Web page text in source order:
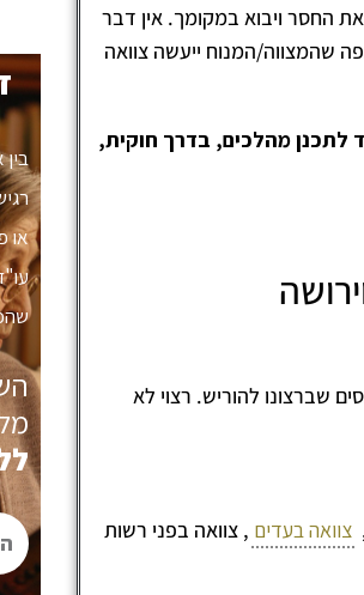
החסר ויבוא במקומך. אין דבר
שהמצווה/המנוח ייעשה צוואה
לתכנן מהלכים, בדרך חוקית,
שברצונו להוריש. רצוי לא
צוואה בעדים , צוואה בפני רשות
או